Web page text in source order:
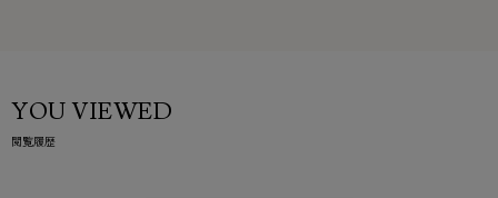
YOU VIEWED
閲覧履歴